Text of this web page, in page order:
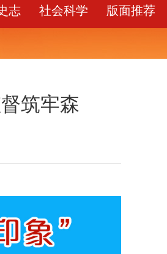
志
社会科学 版面推荐
筑牢森